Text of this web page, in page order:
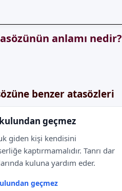
anlamı nedir?
benzer atasözleri
geçmez
giden kişi kendisini
kaptırmamalıdır. Tanrı dar
kuluna yardım eder.
geçmez